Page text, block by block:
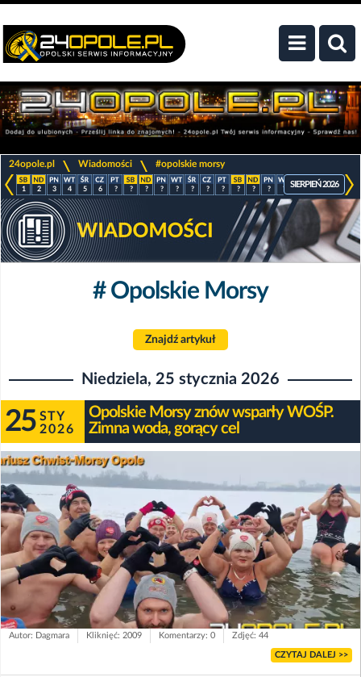
24opole.pl Wiadomości #opolskie morsy
1 2 3 4 5 6 ? ? ? ? ? ? ? ? ? ? ? ? ? ? ?
SIERPIEŃ 2026
# Opolskie Morsy
Znajdź artykuł
Niedziela, 25 stycznia 2026
25 STY
2026
Opolskie Morsy znów wsparły WOŚP.
Zimna woda, gorący cel
Autor: Dagmara Kliknięć: 2009 Komentarzy: 0 Zdjęć: 44
CZYTAJ DALEJ >>